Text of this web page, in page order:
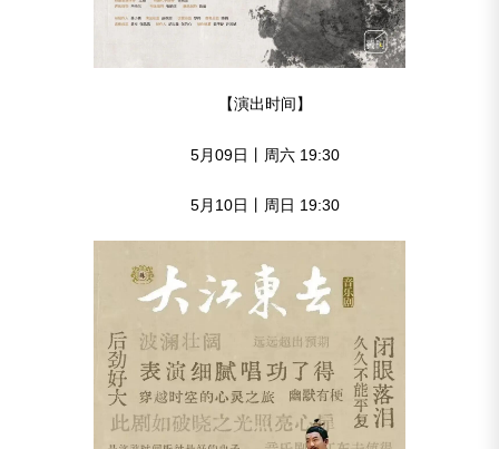
【演出时间】
5月09日丨周六 19:30
5月10日丨周日 19:30